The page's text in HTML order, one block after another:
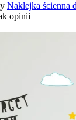
Naklejka ścienna
opinii